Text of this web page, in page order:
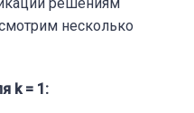
несколько
k = 1: